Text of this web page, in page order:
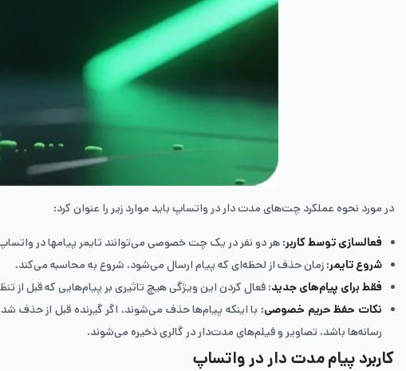
در مورد نحوه عملکرد چت‌های مدت دار در واتساپ باید موارد زیر را عنوان کرد:
فعالسازی توسط کاربر: هر دو نفر در یک چت خصوصی می‌توانند تایمر پیامها در واتساپ
شروع تایمر: زمان حذف از لحظه‌ای که پیام ارسال می‌شود، شروع به محاسبه می‌کند.
فقط برای پیام‌های جدید: فعال کردن این ویژگی هیچ تاثیری بر پیام‌هایی که قبل از
نکات حفظ حریم خصوصی: با اینکه پیام‌ها حذف می‌شوند، اگر گیرنده قبل از حذف
رسانه‌ها باشد، تصاویر و فیلم‌های مدت‌دار در گالری ذخیره می‌شوند.
کاربرد پیام مدت‌ دار در واتساپ